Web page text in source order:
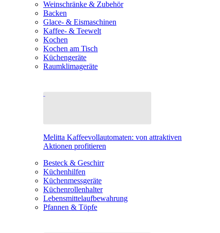
Weinschränke & Zubehör
Backen
Glace- & Eismaschinen
Kaffee- & Teewelt
Kochen
Kochen am Tisch
Küchengeräte
Raumklimageräte
Melitta Kaffeevollautomaten: von attraktiven
Aktionen profitieren
Besteck & Geschirr
Küchenhilfen
Küchenmessgeräte
Küchenrollenhalter
Lebensmittelaufbewahrung
Pfannen & Töpfe